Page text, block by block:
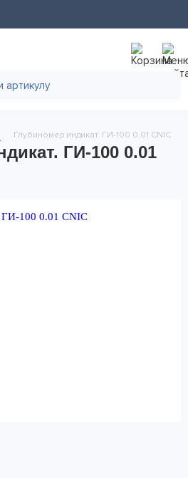
Глубиномер индикат. ГИ-100 0.01 CNIC
ГИ-100 0.01